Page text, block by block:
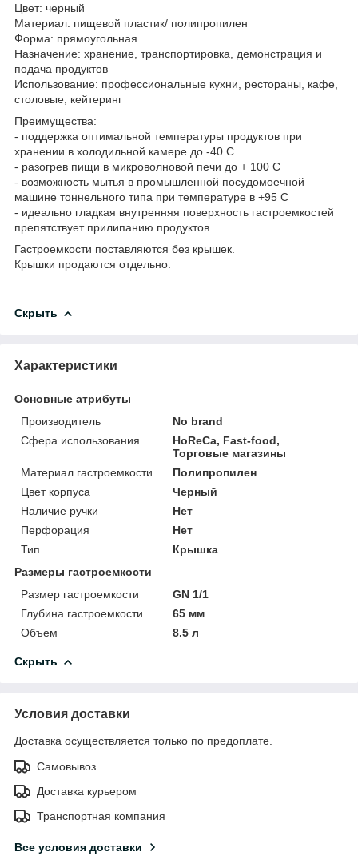
Цвет: черный
Материал: пищевой пластик/ полипропилен
Форма: прямоугольная
Назначение: хранение, транспортировка, демонстрация и
подача продуктов
Использование: профессиональные кухни, рестораны, кафе,
столовые, кейтеринг
Преимущества:
- поддержка оптимальной температуры продуктов при
хранении в холодильной камере до -40 С
- разогрев пищи в микроволновой печи до + 100 С
- возможность мытья в промышленной посудомоечной
машине тоннельного типа при температуре в +95 С
- идеально гладкая внутренняя поверхность гастроемкостей
препятствует прилипанию продуктов.
Гастроемкости поставляются без крышек.
Крышки продаются отдельно.
Скрыть
Характеристики
Основные атрибуты
Производитель
No brand
Сфера использования
HoReCa, Fast-food,
Торговые магазины
Материал гастроемкости
Полипропилен
Цвет корпуса
Черный
Наличие ручки
Нет
Перфорация
Нет
Тип
Крышка
Размеры гастроемкости
Размер гастроемкости
GN 1/1
Глубина гастроемкости
65 мм
Объем
8.5 л
Скрыть
Условия доставки
Доставка осуществляется только по предоплате.
Самовывоз
Доставка курьером
Транспортная компания
Все условия доставки